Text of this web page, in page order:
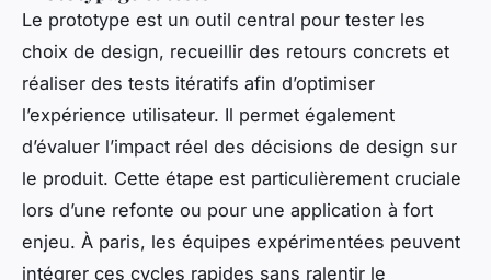
Le prototype est un outil central pour tester les
choix de design, recueillir des retours concrets et
réaliser des tests itératifs afin d’optimiser
l’expérience utilisateur. Il permet également
d’évaluer l’impact réel des décisions de design sur
le produit. Cette étape est particulièrement cruciale
lors d’une refonte ou pour une application à fort
enjeu. À paris, les équipes expérimentées peuvent
intégrer ces cycles rapides sans ralentir le